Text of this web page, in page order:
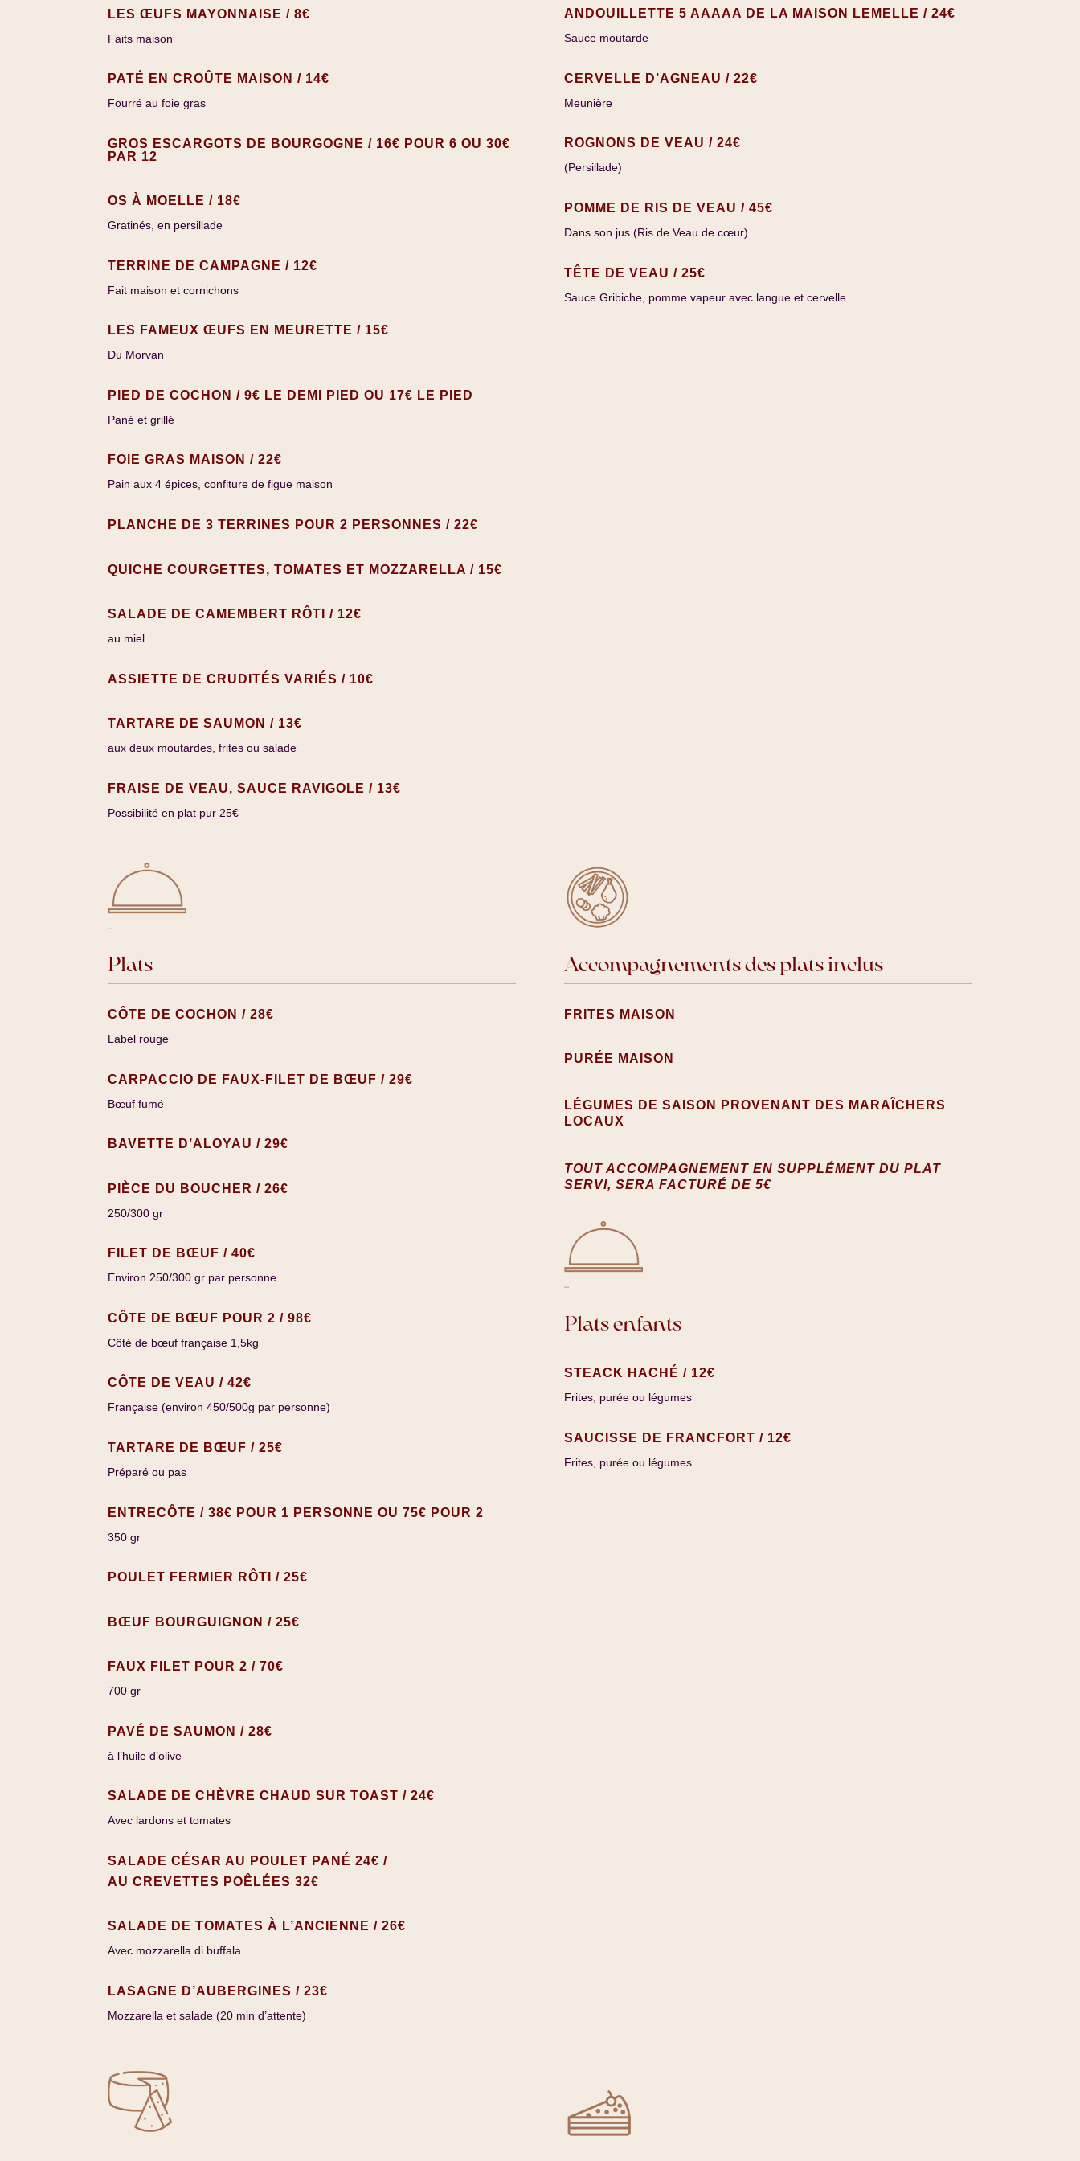
LES ŒUFS MAYONNAISE / 8€
Faits maison
PATÉ EN CROÛTE MAISON / 14€
Fourré au foie gras
GROS ESCARGOTS DE BOURGOGNE / 16€ POUR 6 OU 30€
PAR 12
OS À MOELLE / 18€
Gratinés, en persillade
TERRINE DE CAMPAGNE / 12€
Fait maison et cornichons
LES FAMEUX ŒUFS EN MEURETTE / 15€
Du Morvan
PIED DE COCHON / 9€ LE DEMI PIED OU 17€ LE PIED
Pané et grillé
FOIE GRAS MAISON / 22€
Pain aux 4 épices, confiture de figue maison
PLANCHE DE 3 TERRINES POUR 2 PERSONNES / 22€
QUICHE COURGETTES, TOMATES ET MOZZARELLA / 15€
SALADE DE CAMEMBERT RÔTI / 12€
au miel
ASSIETTE DE CRUDITÉS VARIÉS / 10€
TARTARE DE SAUMON / 13€
aux deux moutardes, frites ou salade
FRAISE DE VEAU, SAUCE RAVIGOLE / 13€
Possibilité en plat pur 25€
ANDOUILLETTE 5 AAAAA DE LA MAISON LEMELLE / 24€
Sauce moutarde
CERVELLE D’AGNEAU / 22€
Meunière
ROGNONS DE VEAU / 24€
(Persillade)
POMME DE RIS DE VEAU / 45€
Dans son jus (Ris de Veau de cœur)
TÊTE DE VEAU / 25€
Sauce Gribiche, pomme vapeur avec langue et cervelle
Plats
CÔTE DE COCHON / 28€
Label rouge
CARPACCIO DE FAUX-FILET DE BŒUF / 29€
Bœuf fumé
BAVETTE D’ALOYAU / 29€
PIÈCE DU BOUCHER / 26€
250/300 gr
FILET DE BŒUF / 40€
Environ 250/300 gr par personne
CÔTE DE BŒUF POUR 2 / 98€
Côté de bœuf française 1,5kg
CÔTE DE VEAU / 42€
Française (environ 450/500g par personne)
TARTARE DE BŒUF / 25€
Préparé ou pas
ENTRECÔTE / 38€ POUR 1 PERSONNE OU 75€ POUR 2
350 gr
POULET FERMIER RÔTI / 25€
BŒUF BOURGUIGNON / 25€
FAUX FILET POUR 2 / 70€
700 gr
PAVÉ DE SAUMON / 28€
à l’huile d’olive
SALADE DE CHÈVRE CHAUD SUR TOAST / 24€
Avec lardons et tomates
SALADE CÉSAR AU POULET PANÉ 24€ /
AU CREVETTES POÊLÉES 32€
SALADE DE TOMATES À L’ANCIENNE / 26€
Avec mozzarella di buffala
LASAGNE D’AUBERGINES / 23€
Mozzarella et salade (20 min d’attente)
Accompagnements des plats inclus
FRITES MAISON
PURÉE MAISON
LÉGUMES DE SAISON PROVENANT DES MARAÎCHERS
LOCAUX
TOUT ACCOMPAGNEMENT EN SUPPLÉMENT DU PLAT
SERVI, SERA FACTURÉ DE 5€
Plats enfants
STEACK HACHÉ / 12€
Frites, purée ou légumes
SAUCISSE DE FRANCFORT / 12€
Frites, purée ou légumes